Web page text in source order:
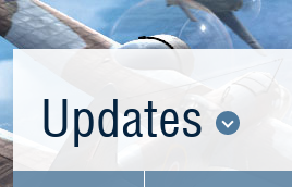
Updates